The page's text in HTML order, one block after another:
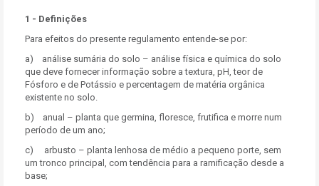
1 - Definições
Para efeitos do presente regulamento entende-se por:
a) análise sumária do solo – análise física e química do solo
que deve fornecer informação sobre a textura, pH, teor de
Fósforo e de Potássio e percentagem de matéria orgânica
existente no solo.
b) anual – planta que germina, floresce, frutifica e morre num
período de um ano;
c) arbusto – planta lenhosa de médio a pequeno porte, sem
um tronco principal, com tendência para a ramificação desde a
base;